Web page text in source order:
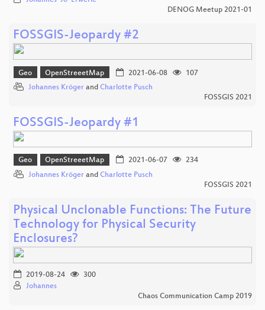
DENOG Meetup 2021-01
FOSSGIS-Jeopardy #2
Geo OpenStreeetMap 2021-06-08
107
Johannes Kröger and Charlotte Pusch
FOSSGIS 2021
FOSSGIS-Jeopardy #1
Geo OpenStreeetMap 2021-06-07
234
Johannes Kröger and Charlotte Pusch
FOSSGIS 2021
Physical Unclonable Functions: The Future
Technology for Physical Security
Enclosures?
2019-08-24
300
Johannes
Chaos Communication Camp 2019